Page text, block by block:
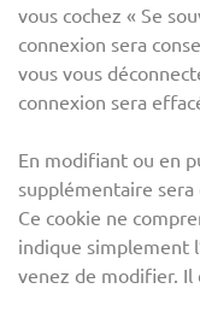
vous cochez « Se
connexion sera
vous vous
connexion sera
En modifiant ou en
supplémentaire
Ce cookie ne
indique simplement
venez de modifier. Il